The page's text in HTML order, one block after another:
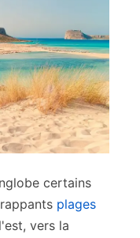
certains
plages
vers la